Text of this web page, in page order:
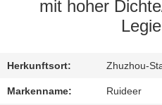
UNS
mit hoher
Herkunftsort: Zhuzhou-
Markenname: Ruideer